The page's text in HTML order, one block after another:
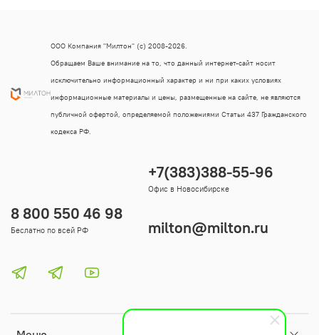
8 800 550 46 98
Беслатно по всей РФ
+7(383)388-55-96
Офис в Новосибирске
milton@milton.ru
ООО Компания "Милтон" (с) 2008-2026.
Обращаем Ваше внимание на то, что данный интернет-сайт носит
исключительно информационный характер и ни при каких условиях
информационные материалы и цены, размещенные на сайте, не являются
публичной офертой, определяемой положениями Статьи 437 Гражданского
кодекса РФ.